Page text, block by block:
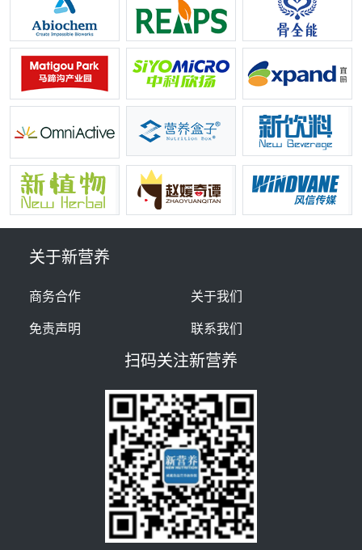
关于新营养
商务合作
关于我们
免责声明
联系我们
扫码关注新营养